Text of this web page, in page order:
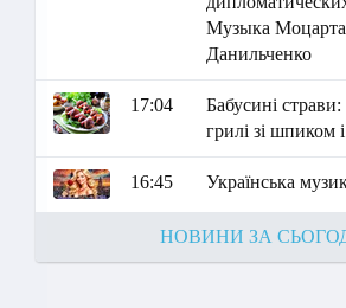
Музыка
Данильченко
17:04
Бабусині
грилі зі шпиком
16:45 Українська
НОВИНИ ЗА